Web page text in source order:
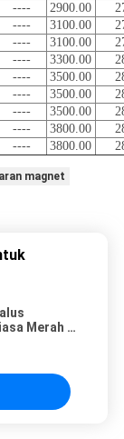
---- 2900.00
---- 3100.00
---- 3100.00
---- 3300.00
---- 3500.00
---- 3500.00
---- 3500.00
---- 3800.00
---- 3800.00
magnet
Merah /